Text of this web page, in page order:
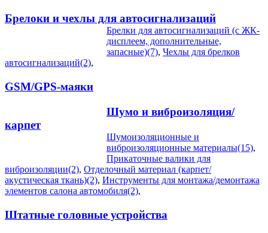
Брелоки и чехлы для автосигнализаций
Брелки для автосигнализаций (с ЖК-
дисплеем, дополнительные,
запасные)(7), Чехлы для брелков
автосигнализаций(2),
GSM/GPS-маяки
Шумо и виброизоляция/
карпет
Шумоизоляционные и
виброизоляционные материалы(15),
Прикаточные валики для
виброизоляции(2), Отделочный материал (карпет/
акустическая ткань)(2), Инструменты для монтажа/демонтажа
элементов салона автомобиля(2),
Штатные головные устройства